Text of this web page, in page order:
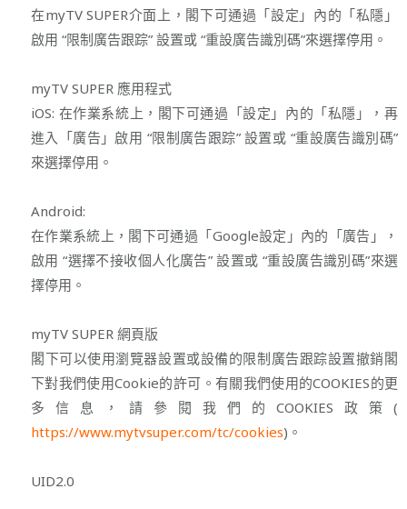
在myTV SUPER介面上，閣下可通過「設定」內的「私隱」
啟用 “限制廣告跟踪” 設置或 “重設廣告識別碼”來選擇停用。
myTV SUPER 應用程式
iOS: 在作業系統上，閣下可通過「設定」內的「私隱」，再
進入「廣告」啟用 “限制廣告跟踪” 設置或 “重設廣告識別碼”
來選擇停用。
Android:
在作業系統上，閣下可通過「Google設定」內的「廣告」，
啟用 “選擇不接收個人化廣告” 設置或 “重設廣告識別碼”來選
擇停用。
myTV SUPER 網頁版
閣下可以使用瀏覽器設置或設備的限制廣告跟踪設置撤銷閣
下對我們使用Cookie的許可。有關我們使用的COOKIES的更
多信息，請參閱我們的COOKIES政策(
https://www.mytvsuper.com/tc/cookies)。
UID2.0